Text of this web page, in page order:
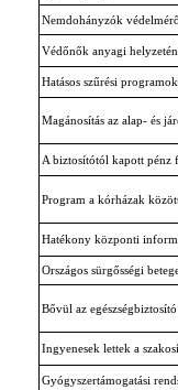
Nemdohányzók
Védőnők anyagi
Hatásos szűrési
Magánosítás az alap- és
A biztosítótól kapott pénz
Program a kórházak
Hatékony központi
Országos sürgősségi
Bővül az
Ingyenesek lettek a
Gyógyszertámogatási